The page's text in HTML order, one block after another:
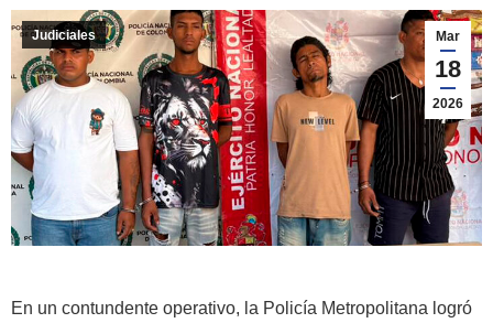
Mar
18
2026
Judiciales
En un contundente operativo, la Policía Metropolitana logró